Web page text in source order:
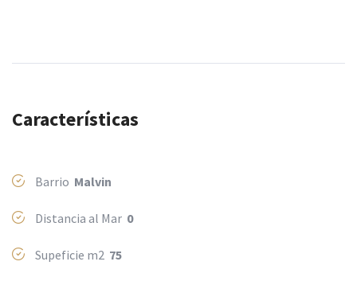
Características
Barrio Malvi­n
Distancia al Mar 0
Supeficie m2 75